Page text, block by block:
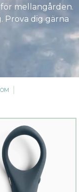
mellangården.
Prova dig gärna
du gillar.